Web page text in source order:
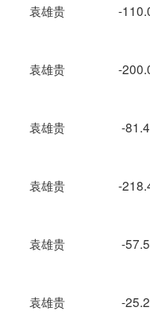
袁雄贵 -
袁雄贵 -
袁雄贵 -
袁雄贵 -
袁雄贵 -
袁雄贵 -